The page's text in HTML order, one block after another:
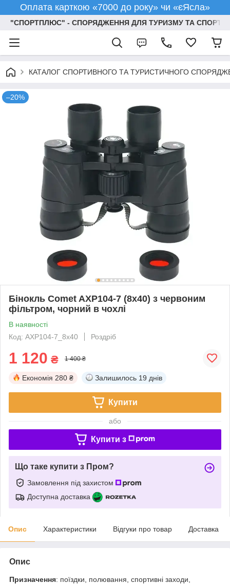
Оплата карткою «7000 до року» чи «єЯсла»
"СПОРТПЛЮС" - СПОРЯДЖЕННЯ ДЛЯ ТУРИЗМУ ТА СПОРТУ
КАТАЛОГ СПОРТИВНОГО ТА ТУРИСТИЧНОГО
–20%
Бінокль Comet AXP104-7 (8x40) з червоним
фільтром, чорний в чохлі
В наявності
Код: AXP104-7_8x40
Роздріб
1 120 ₴ 1 400 ₴
Економія 280 ₴ Залишилось 19 днів
Купити
або
Купити з
Що таке купити з Пром?
Замовлення під захистом
Доступна доставка
Опис Характеристики Відгуки про товар Доставка
Опис
Призначення: поїздки, полювання, спортивні заходи,